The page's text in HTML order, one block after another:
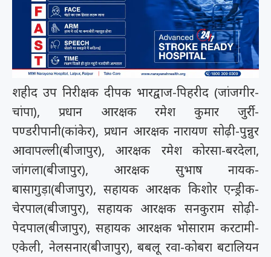
शहीद उप निरीक्षक दीपक भारद्वाज-पिहरीद (जांजगीर-
चांपा), प्रधान आरक्षक रमेश कुमार जुर्री-
पण्डरीपानी(कांकेर), प्रधान आरक्षक नारायण सोढ़ी-पुन्नुर
आवापल्ली(बीजापुर), आरक्षक रमेश कोरसा-बरदेला,
जांगला(बीजापुर), आरक्षक सुभाष नायक-
बासागुड़ा(बीजापुर), सहायक आरक्षक किशोर एन्ड्रीक-
चेरपाल(बीजापुर), सहायक आरक्षक सनकुराम सोढ़ी-
पेदपाल(बीजापुर), सहायक आरक्षक भोसाराम करटामी-
एकेली, नेलसनार(बीजापुर), बबलू रवा-कोबरा बटालियन